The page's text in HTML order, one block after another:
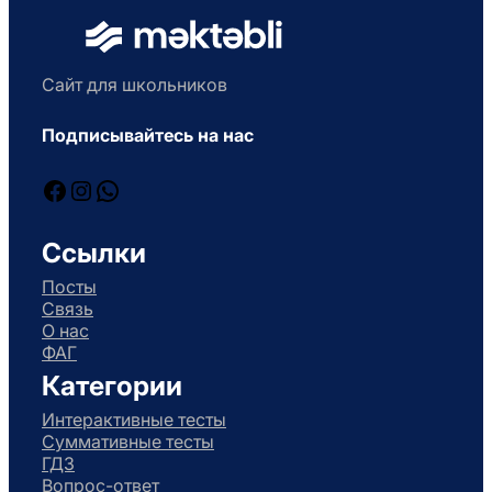
Сайт для школьников
Подписывайтесь на нас
Facebook
Instagram
WhatsApp
Ссылки
Посты
Связь
О нас
ФАГ
Категории
Интерактивные тесты
Суммативные тесты
ГДЗ
Вопрос-ответ